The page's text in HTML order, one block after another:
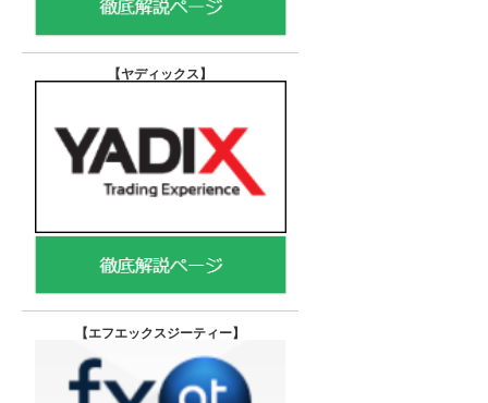
【ヤディックス】
【エフエックスジーティー】